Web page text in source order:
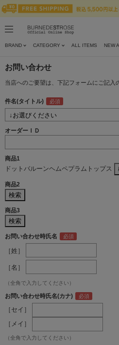
BRAND CATEGORY ALL ITEMS NEW
お問い合わせ
当店へのご要望は、下記フォームにご記入
件名(タイトル)
オーダーＩＤ
商品1
ドットバルーンヘムペプラムトップス
商品2
商品3
お問い合わせ時氏名
［姓］
［名］
（全角で入力してください）
お問い合わせ時氏名(カナ)
［セイ］
［メイ］
（全角で入力してください）